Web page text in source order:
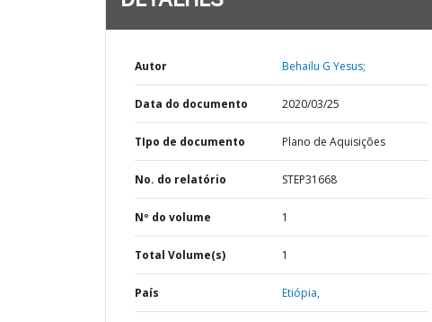
Autor Behailu G Yesus;
Data do documento 2020/03/25
TIpo de documento Plano de Aquisições
No. do relatório STEP31668
Nº do volume 1
Total Volume(s) 1
País Etiópia,